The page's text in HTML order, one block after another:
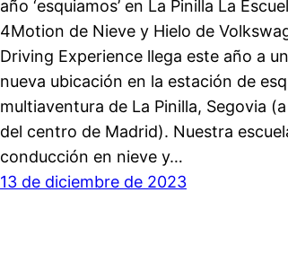
año ‘esquiamos’ en La Pinilla La
4Motion de Nieve y Hielo de
Driving Experience llega este año a
nueva ubicación en la estación de
multiaventura de La Pinilla, Segovia
del centro de Madrid). Nuestra
conducción en nieve y…
13 de diciembre de 2023